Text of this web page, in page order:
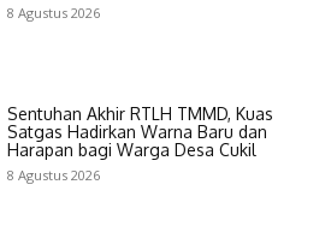
8 Agustus 2026
Sentuhan Akhir RTLH TMMD, Kuas
Satgas Hadirkan Warna Baru dan
Harapan bagi Warga Desa Cukil
8 Agustus 2026